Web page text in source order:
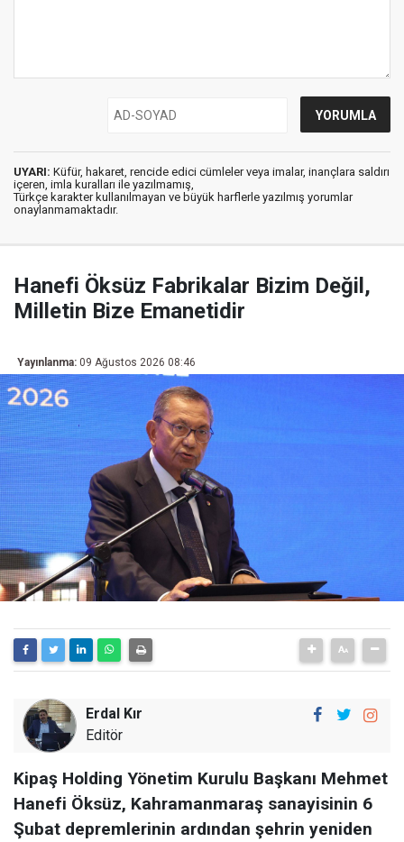
UYARI: Küfür, hakaret, rencide edici cümleler veya imalar, inançlara saldırı
içeren, imla kuralları ile yazılmamış,
Türkçe karakter kullanılmayan ve büyük harflerle yazılmış yorumlar
onaylanmamaktadır.
Hanefi Öksüz Fabrikalar Bizim Değil,
Milletin Bize Emanetidir
Yayınlanma: 09 Ağustos 2026 08:46
Erdal Kır
Editör
Kipaş Holding Yönetim Kurulu Başkanı Mehmet
Hanefi Öksüz, Kahramanmaraş sanayisinin 6
Şubat depremlerinin ardından şehrin yeniden